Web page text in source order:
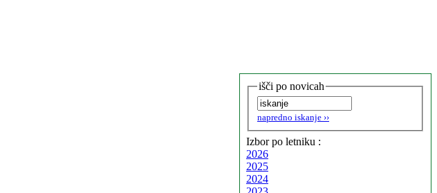
išči po novicah
napredno iskanje ››
Izbor po letniku :
2026
2025
2024